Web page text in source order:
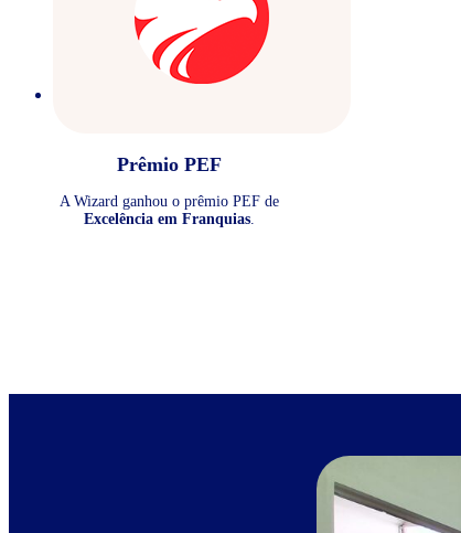
Prêmio PEF
A Wizard ganhou o prêmio PEF de
Excelência em Franquias.